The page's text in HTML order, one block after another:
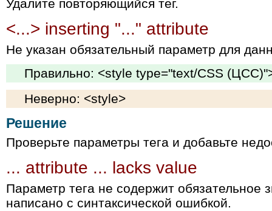
Удалите повторяющийся тег.
<...> inserting "..." attribute
Не указан обязательный параметр для
Правильно: <style type="text/CSS
Неверно: <style>
Решение
Проверьте параметры тега и добавьте
... attribute ... lacks value
Параметр тега не содержит обязательное
написано с синтаксической ошибкой.